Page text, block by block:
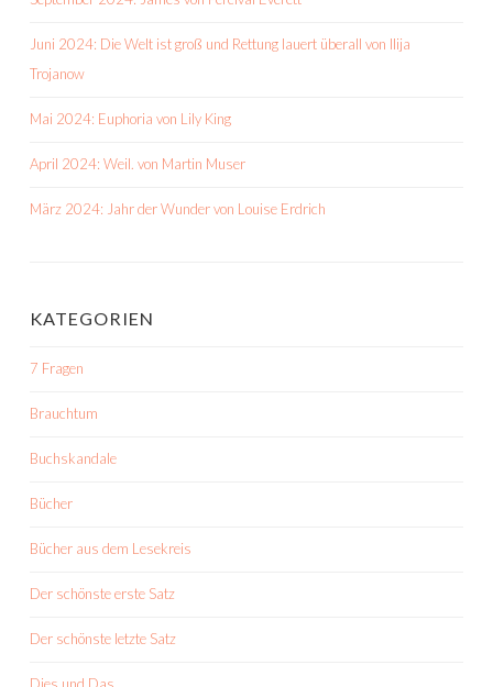
Juni 2024: Die Welt ist groß und Rettung lauert überall von Ilija
Trojanow
Mai 2024: Euphoria von Lily King
April 2024: Weil. von Martin Muser
März 2024: Jahr der Wunder von Louise Erdrich
KATEGORIEN
7 Fragen
Brauchtum
Buchskandale
Bücher
Bücher aus dem Lesekreis
Der schönste erste Satz
Der schönste letzte Satz